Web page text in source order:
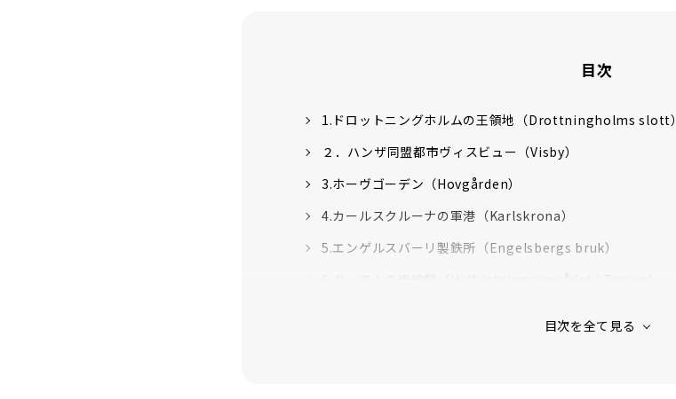
目次
1.ドロットニングホルムの王領地（Drottningholms slott）
２．ハンザ同盟都市ヴィスビュー（Visby）
3.ホーヴゴーデン（Hovgården）
4.カールスクルーナの軍港（Karlskrona）
5.エンゲルスバーリ製鉄所（Engelsbergs bruk）